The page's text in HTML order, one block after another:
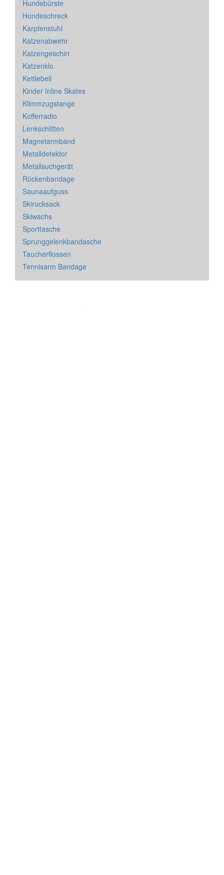
Hundebürste
Hundeschreck
Karpfenstuhl
Katzenabwehr
Katzengeschirr
Katzenklo
Kettlebell
Kinder Inline Skates
Klimmzugstange
Kofferradio
Lenkschlitten
Magnetarmband
Metalldetektor
Metallsuchgerät
Rückenbandage
Saunaaufguss
Skirucksack
Skiwachs
Sporttasche
Sprunggelenkbandasche
Taucherflossen
Tennisarm Bandage